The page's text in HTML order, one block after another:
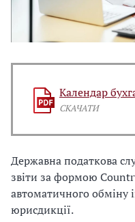
Календар
СКАЧАТИ
Державна податкова
звіти за формою
автоматичного обміну
юрисдикції.